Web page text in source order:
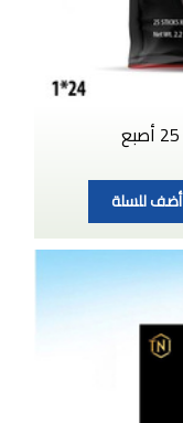
أضف للسلة